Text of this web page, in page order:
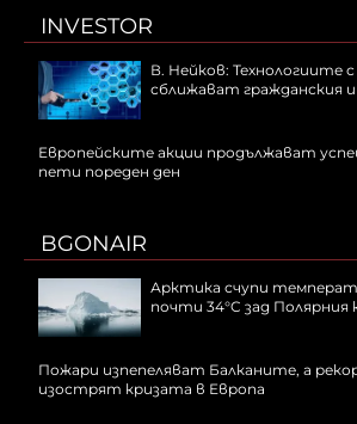
INVESTOR
В. Нейков: Технологиите
сближават гражданския
Европейските акции продължават
пети пореден ден
BGONAIR
Арктика счупи
почти 34°C зад Полярния
Пожари изпепеляват Балканите, а
изострят кризата в Европа